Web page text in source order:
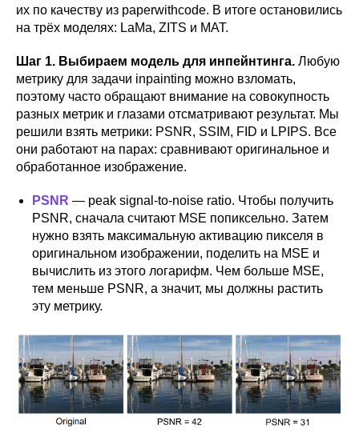
их по качеству из paperwithcode. В итоге остановились
на трёх моделях: LaMa, ZITS и MAT.
Шаг 1. Выбираем модель для инпейнтинга. Любую
метрику для задачи inpainting можно взломать,
поэтому часто обращают внимание на совокупность
разных метрик и глазами отсматривают результат. Мы
решили взять метрики: PSNR, SSIM, FID и LPIPS. Все
они работают на парах: сравнивают оригинальное и
обработанное изображение.
PSNR — peak signal-to-noise ratio. Чтобы получить
PSNR, сначала считают MSE попиксельно. Затем
нужно взять максимальную активацию пикселя в
оригинальном изображении, поделить на MSE и
вычислить из этого логарифм. Чем больше MSE,
тем меньше PSNR, а значит, мы должны растить
эту метрику.